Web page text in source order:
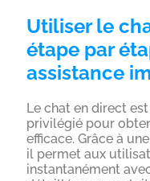
Utiliser le
étape par
assistance
Le chat en direct
privilégié pour
efficace. Grâce à
il permet aux
instantanément